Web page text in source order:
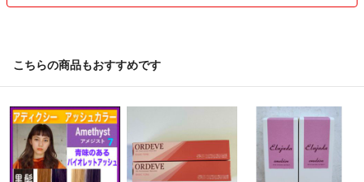
#ノワールの部屋アディクシー
◇アレスカラー ホワイトブリーチ ブルーブリーチ ワイエスパーク カ
*発注は月一回なので売り切れにご注意ください
♥️カラーの色味は一切加工していません♡
♥️カラー後の乳化はすごく大事です！
こちらの商品もおすすめです